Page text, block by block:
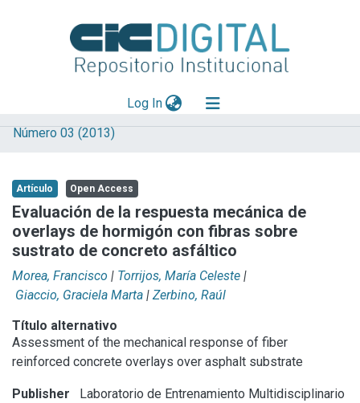
Log In(current)
Explorar
Aportar material
Statistics
Número 03 (2013)
Artículo Open Access
Evaluación de la respuesta mecánica de
overlays de hormigón con fibras sobre
sustrato de concreto asfáltico
Morea, Francisco | Torrijos, María Celeste |
Giaccio, Graciela Marta | Zerbino, Raúl
Título alternativo
Assessment of the mechanical response of fiber
reinforced concrete overlays over asphalt substrate
Publisher
Laboratorio de Entrenamiento Multidisciplinario